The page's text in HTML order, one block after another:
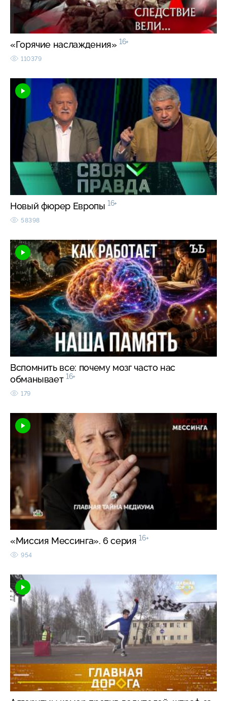
«Горячие наслаждения» 16+
110379
Новый фюрер Европы 16+
58398
Вспомнить все: почему мозг часто нас
обманывает 16+
179
«Миссия Мессинга». 6 серия 16+
954